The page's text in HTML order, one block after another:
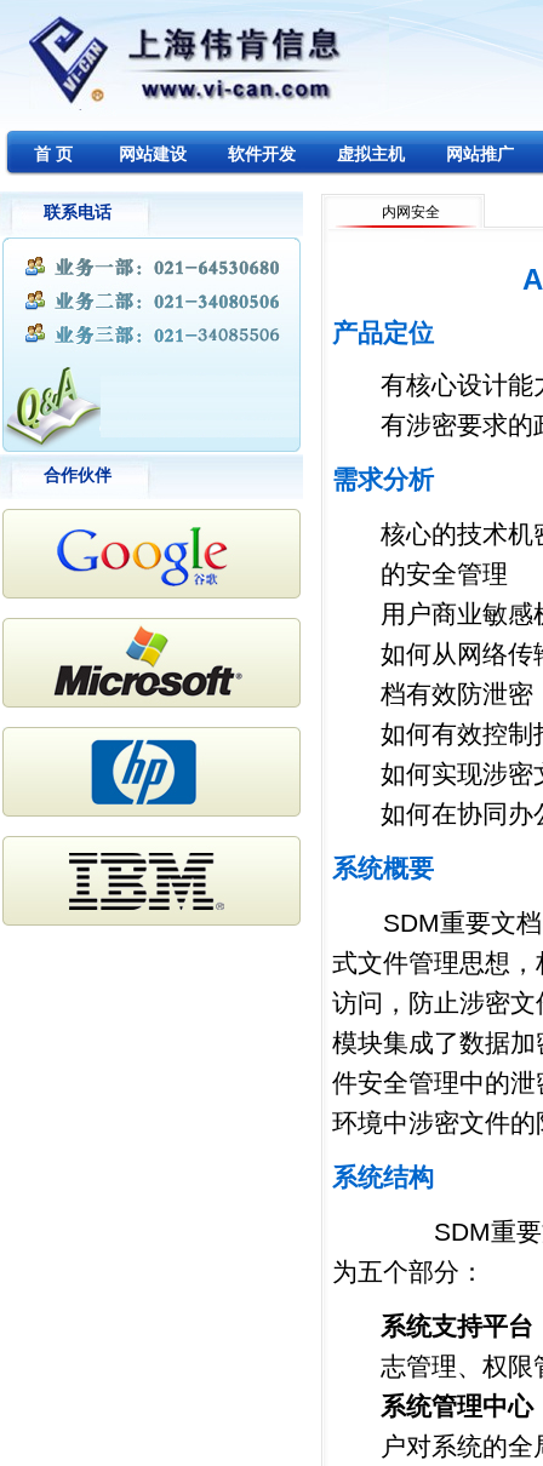
首 页 网站建设 软件开发 虚拟主机 网站推广
联系电话
合作伙伴
内网安全
产品定位
有核心设计能
有涉密要求的
需求分析
核心的技术机
的安全管理
用户商业敏
如何从网络传
档有效防泄密
如何有效控制
如何实现涉密
如何在协同办
系统概要
SDM重要文档
式文件管理思想
访问，防止涉密
模块集成了数据
件安全管理中的
环境中涉密文件
系统结构
SDM重要文档
为五个部分：
系统支持平台
志管理、权限
系统管理中心
户对系统的